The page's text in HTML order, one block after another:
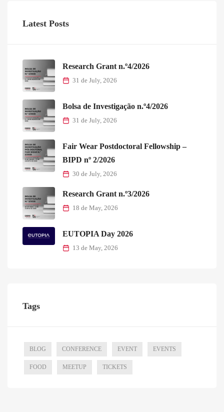
Latest Posts
Research Grant n.º4/2026
31 de July, 2026
Bolsa de Investigação n.º4/2026
31 de July, 2026
Fair Wear Postdoctoral Fellowship –
BIPD nº 2/2026
30 de July, 2026
Research Grant n.º3/2026
18 de May, 2026
EUTOPIA Day 2026
13 de May, 2026
Tags
BLOG CONFERENCE EVENT EVENTS
FOOD MEETUP TICKETS